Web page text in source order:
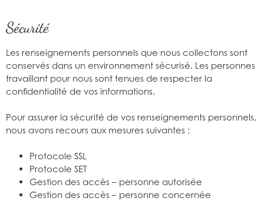
Sécurité
Les renseignements personnels que nous collectons sont
conservés dans un environnement sécurisé. Les personnes
travaillant pour nous sont tenues de respecter la
confidentialité de vos informations.
Pour assurer la sécurité de vos renseignements personnels,
nous avons recours aux mesures suivantes :
Protocole SSL
Protocole SET
Gestion des accès – personne autorisée
Gestion des accès – personne concernée